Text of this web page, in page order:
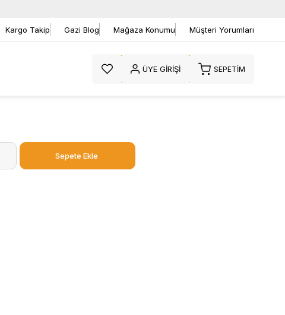
Kargo Takip Gazi Blog Mağaza Konumu Müşteri Yorumları
ÜYE GIRIŞI SEPETIM